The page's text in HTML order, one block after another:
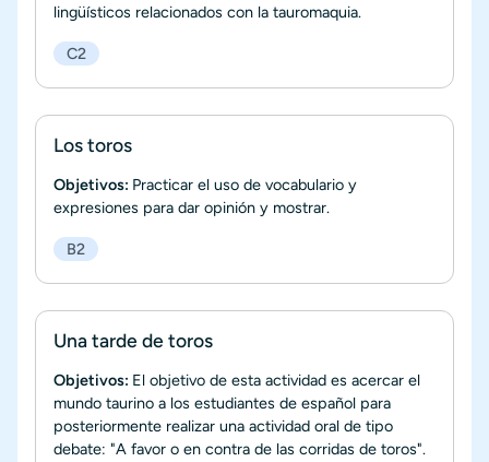
lingüísticos relacionados con la tauromaquia.
C2
Los toros
Objetivos: Practicar el uso de vocabulario y
expresiones para dar opinión y mostrar.
B2
Una tarde de toros
Objetivos: El objetivo de esta actividad es acercar el
mundo taurino a los estudiantes de español para
posteriormente realizar una actividad oral de tipo
debate: "A favor o en contra de las corridas de toros".